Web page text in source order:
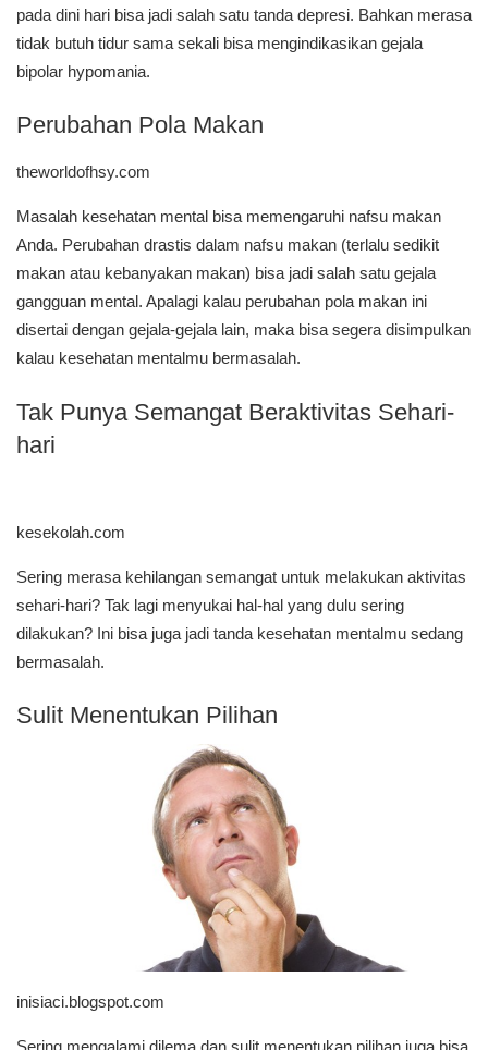
pada dini hari bisa jadi salah satu tanda depresi. Bahkan merasa
tidak butuh tidur sama sekali bisa mengindikasikan gejala
bipolar hypomania.
Perubahan Pola Makan
theworldofhsy.com
Masalah kesehatan mental bisa memengaruhi nafsu makan
Anda. Perubahan drastis dalam nafsu makan (terlalu sedikit
makan atau kebanyakan makan) bisa jadi salah satu gejala
gangguan mental. Apalagi kalau perubahan pola makan ini
disertai dengan gejala-gejala lain, maka bisa segera disimpulkan
kalau kesehatan mentalmu bermasalah.
Tak Punya Semangat Beraktivitas Sehari-
hari
kesekolah.com
Sering merasa kehilangan semangat untuk melakukan aktivitas
sehari-hari? Tak lagi menyukai hal-hal yang dulu sering
dilakukan? Ini bisa juga jadi tanda kesehatan mentalmu sedang
bermasalah.
Sulit Menentukan Pilihan
inisiaci.blogspot.com